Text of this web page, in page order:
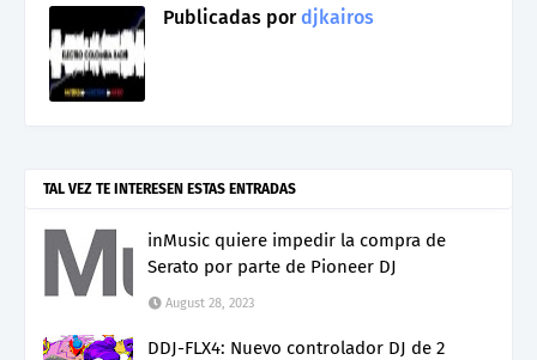
Publicadas pordjkairos
TAL VEZ TE INTERESEN ESTAS ENTRADAS
inMusic quiere impedir la compra de
Serato por parte de Pioneer DJ
August 28, 2023
DDJ-FLX4: Nuevo controlador DJ de 2